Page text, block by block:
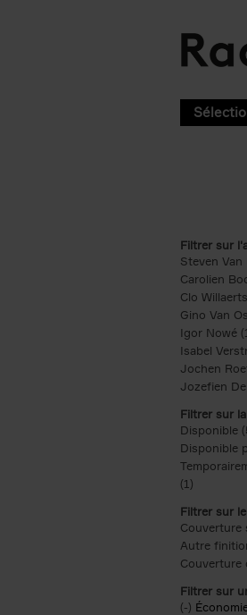
Filtrer sur
Steven Van
Carolien
Clo
Gino Van
Igor Nowé
Isabel
Jochen
Jozefien
Filtrer sur
Disponible
Disponible
(1) Apply
Filtrer sur
Couverture
Autre
Couverture
Filtrer sur
(-) Remove